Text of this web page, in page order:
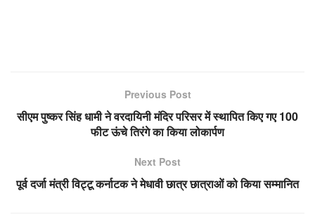
Previous Post
सीएम पुष्कर सिंह धामी ने वरदायिनी मंदिर परिसर में स्थापित किए गए 100
फीट ऊंचे तिरंगे का किया लोकार्पण
Next Post
पूर्व दर्जा मंत्री विट्टू कर्नाटक ने मेधावी छात्र छात्राओं को किया सम्मानित